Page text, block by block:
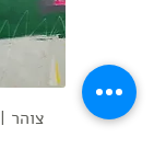
צוהר | 65*70 ס"מ